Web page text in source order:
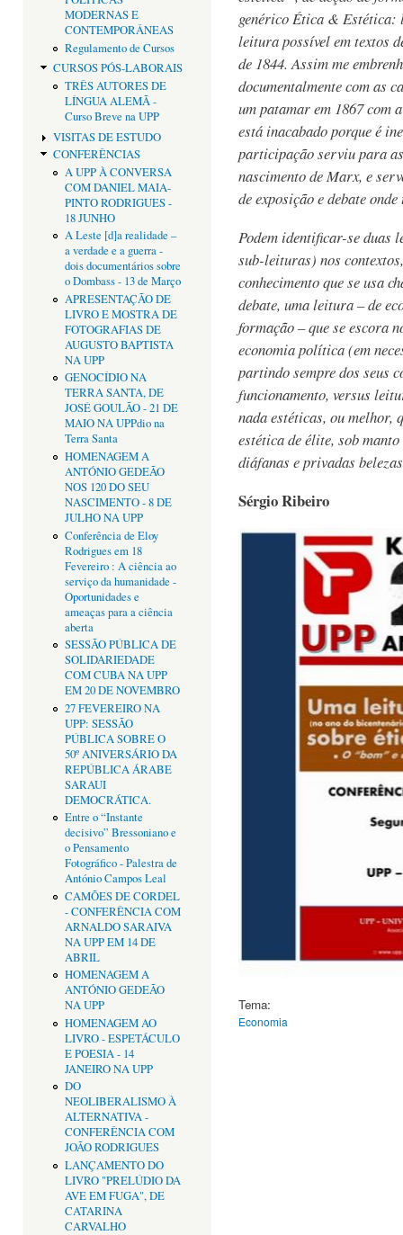
MODERNAS E
CONTEMPORÂNEAS
Regulamento de Cursos
CURSOS PÓS-LABORAIS
TRÊS AUTORES DE
LÍNGUA ALEMÃ -
Curso Breve na UPP
VISITAS DE ESTUDO
CONFERÊNCIAS
A UPP À CONVERSA
COM DANIEL MAIA-
PINTO RODRIGUES -
18 JUNHO
A Leste [d]a realidade –
a verdade e a guerra -
dois documentários sobre
o Dombass - 13 de Março
APRESENTAÇÃO DE
LIVRO E MOSTRA DE
FOTOGRAFIAS DE
AUGUSTO BAPTISTA
NA UPP
GENOCÍDIO NA
TERRA SANTA, DE
JOSÉ GOULÃO - 21 DE
MAIO NA UPPdio na
Terra Santa
HOMENAGEM A
ANTÓNIO GEDEÃO
NOS 120 DO SEU
NASCIMENTO - 8 DE
JULHO NA UPP
Conferência de Eloy
Rodrigues em 18
Fevereiro : A ciência ao
serviço da humanidade -
Oportunidades e
ameaças para a ciência
aberta
SESSÃO PÚBLICA DE
SOLIDARIEDADE
COM CUBA NA UPP
EM 20 DE NOVEMBRO
27 FEVEREIRO NA
UPP: SESSÃO
PÚBLICA SOBRE O
50º ANIVERSÁRIO DA
REPÚBLICA ÁRABE
SARAUI
DEMOCRÁTICA.
Entre o “Instante
decisivo” Bressoniano e
o Pensamento
Fotográfico - Palestra de
António Campos Leal
CAMÕES DE CORDEL
- CONFERÊNCIA COM
ARNALDO SARAIVA
NA UPP EM 14 DE
ABRIL
HOMENAGEM A
ANTÓNIO GEDEÃO
NA UPP
HOMENAGEM AO
LIVRO - ESPETÁCULO
E POESIA - 14
JANEIRO NA UPP
DO
NEOLIBERALISMO À
ALTERNATIVA -
CONFERÊNCIA COM
JOÃO RODRIGUES
LANÇAMENTO DO
LIVRO "PRELÚDIO DA
AVE EM FUGA", DE
CATARINA
CARVALHO
genérico Ética & Estética:
leitura possível em textos
de 1844. Assim me
documentalmente com as
um patamar em 1867 com
está inacabado porque é
participação serviu para
nascimento de Marx, e
de exposição e debate
Podem identificar-se duas
sub-leituras) nos
conhecimento que se usa
debate, uma leitura – de
formação – que se escora
economia política (em
partindo sempre dos seus
funcionamento, versus
nada estéticas, ou melhor,
estética de élite, sob
diáfanas e privadas
Sérgio Ribeiro
Tema:
Economia